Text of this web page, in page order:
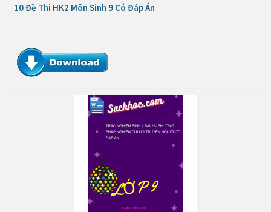
10 Đề Thi HK2 Môn Sinh 9 Có Đáp Án